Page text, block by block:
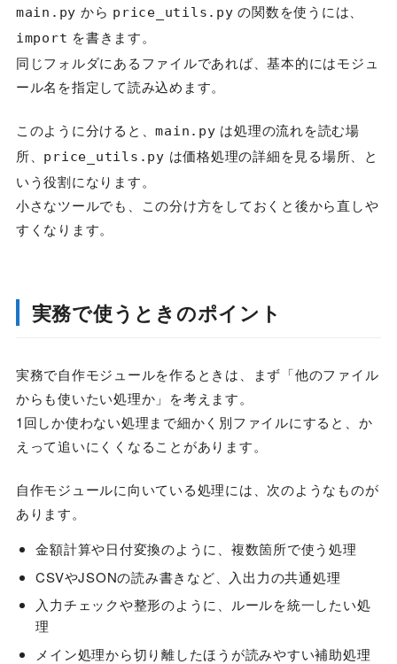
main.py から price_utils.py の関数を使うには、
import を書きます。
同じフォルダにあるファイルであれば、基本的にはモジュ
ール名を指定して読み込めます。
このように分けると、main.py は処理の流れを読む場
所、
price_utils.py は価格処理の詳細を見る場所、と
いう役割になります。
小さなツールでも、この分け方をしておくと後から直しや
すくなります。
実務で使うときのポイント
実務で自作モジュールを作るときは、まず「他のファイル
からも使いたい処理か」を考えます。
1回しか使わない処理まで細かく別ファイルにすると、か
えって追いにくくなることがあります。
自作モジュールに向いている処理には、次のようなものが
あります。
金額計算や日付変換のように、複数箇所で使う処理
CSVやJSONの読み書きなど、入出力の共通処理
入力チェックや整形のように、ルールを統一したい処
理
メイン処理から切り離したほうが読みやすい補助処理